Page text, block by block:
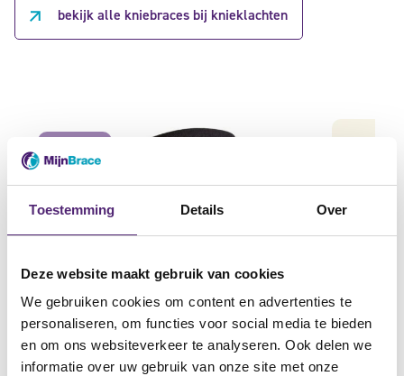
Toestemming Details Over
Deze website maakt gebruik van cookies
We gebruiken cookies om content en advertenties te
personaliseren, om functies voor social media te bieden
en om ons websiteverkeer te analyseren. Ook delen we
informatie over uw gebruik van onze site met onze
bekijk alle kniebraces bij knieklachten